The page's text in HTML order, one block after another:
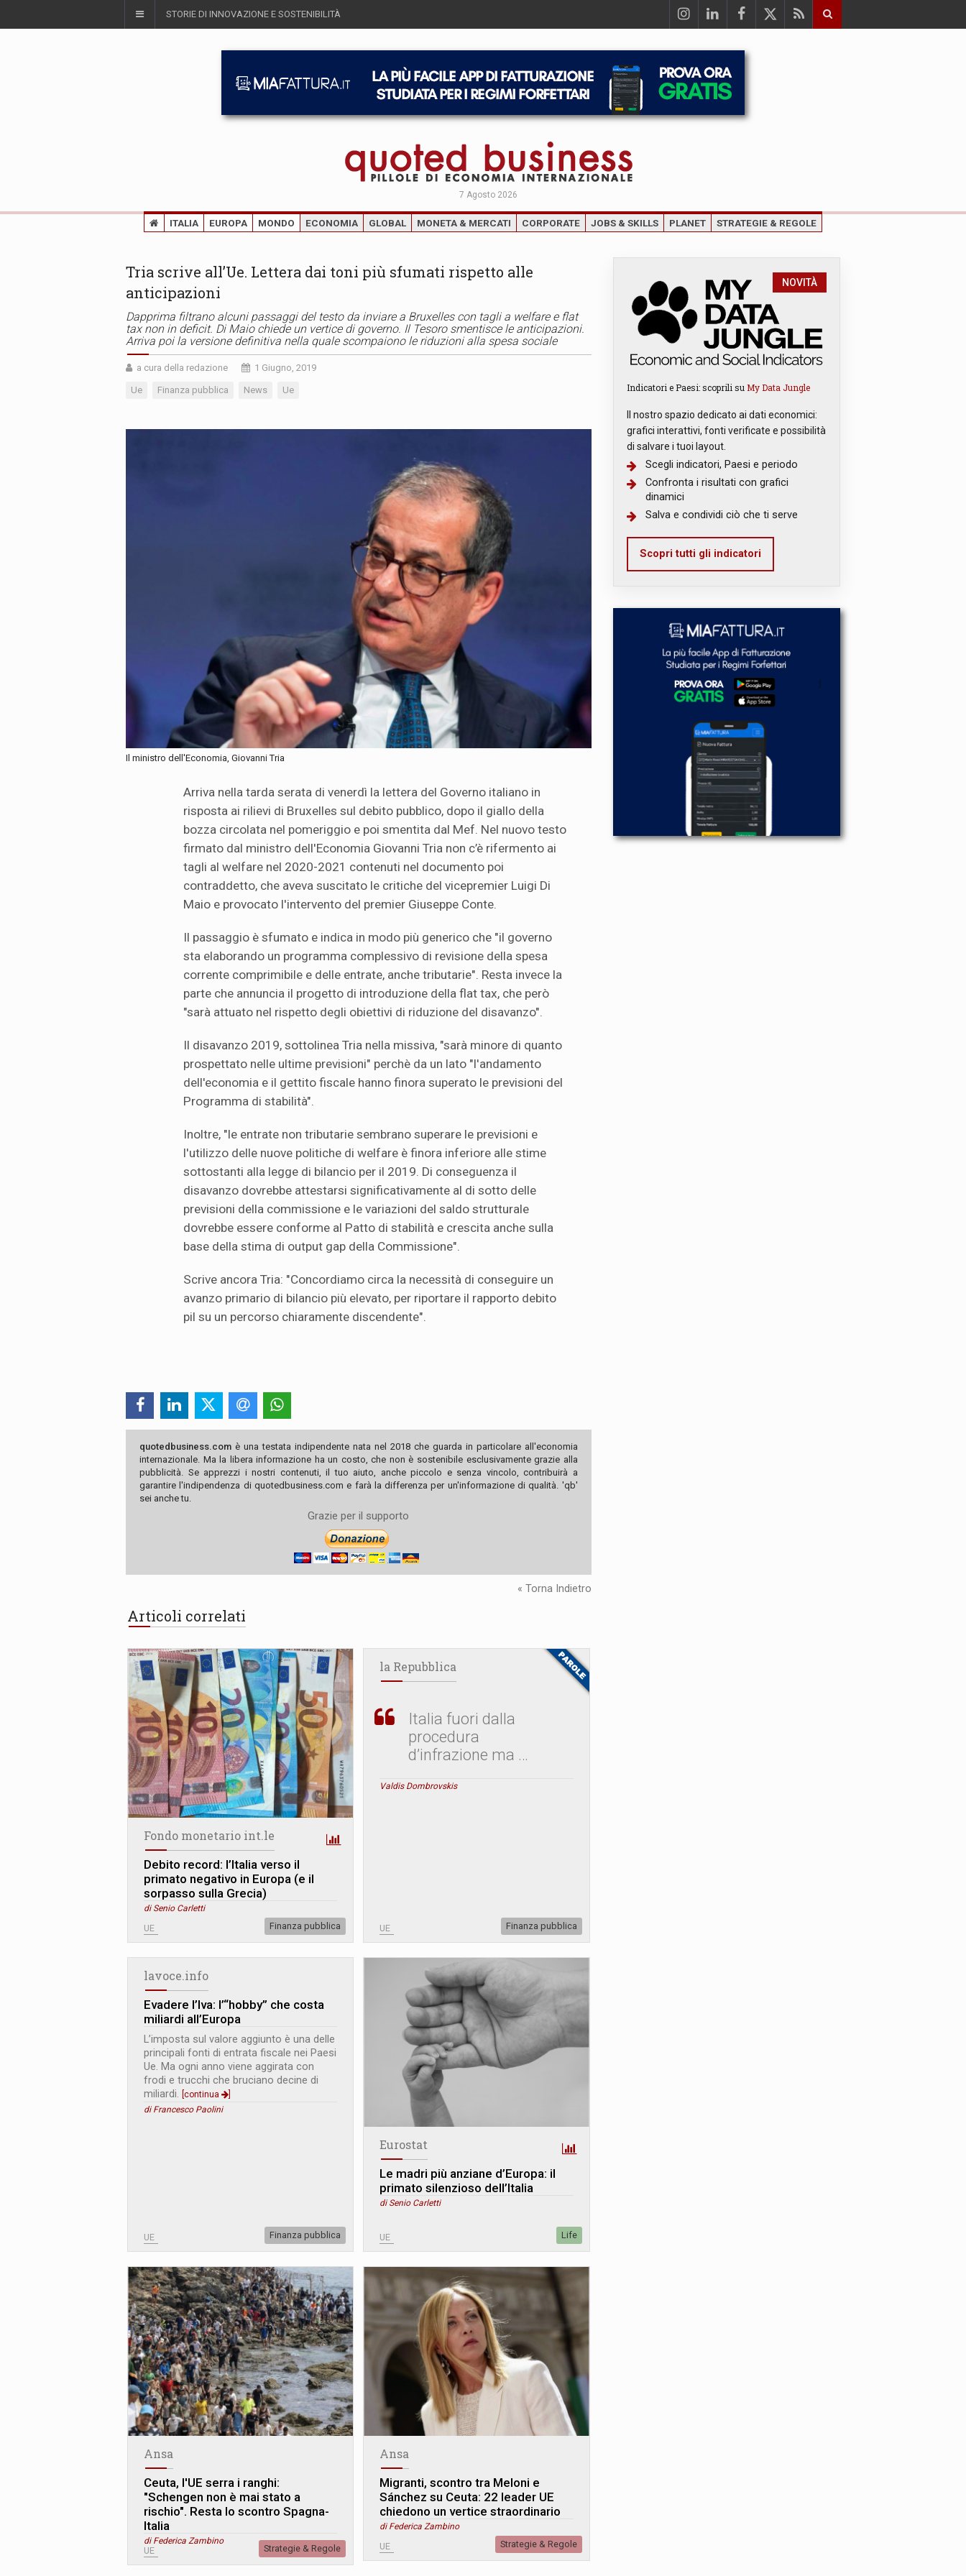
STORIE DI INNOVAZIONE E SOSTENIBILITÀ
7 Agosto 2026
ITALIA EUROPA MONDO ECONOMIA GLOBAL MONETA & MERCATI CORPORATE JOBS & SKILLS PLANET STRATEGIE & REGOLE
Tria scrive all’Ue. Lettera dai toni più sfumati rispetto alle
anticipazioni
Dapprima filtrano alcuni passaggi del testo da inviare a Bruxelles con tagli a welfare e flat
tax non in deficit. Di Maio chiede un vertice di governo. Il Tesoro smentisce le anticipazioni.
Arriva poi la versione definitiva nella quale scompaiono le riduzioni alla spesa sociale
a cura della redazione 1 Giugno, 2019
Ue Finanza pubblica News Ue
Il ministro dell'Economia, Giovanni Tria
Arriva nella tarda serata di venerdì la lettera del Governo italiano in
risposta ai rilievi di Bruxelles sul debito pubblico, dopo il giallo della
bozza circolata nel pomeriggio e poi smentita dal Mef. Nel nuovo testo
firmato dal ministro dell'Economia Giovanni Tria non c’è rifermento ai
tagli al welfare nel 2020-2021 contenuti nel documento poi
contraddetto, che aveva suscitato le critiche del vicepremier Luigi Di
Maio e provocato l'intervento del premier Giuseppe Conte.
Il passaggio è sfumato e indica in modo più generico che "il governo
sta elaborando un programma complessivo di revisione della spesa
corrente comprimibile e delle entrate, anche tributarie". Resta invece la
parte che annuncia il progetto di introduzione della flat tax, che però
"sarà attuato nel rispetto degli obiettivi di riduzione del disavanzo".
Il disavanzo 2019, sottolinea Tria nella missiva, "sarà minore di quanto
prospettato nelle ultime previsioni" perchè da un lato "l'andamento
dell'economia e il gettito fiscale hanno finora superato le previsioni del
Programma di stabilità".
Inoltre, "le entrate non tributarie sembrano superare le previsioni e
l'utilizzo delle nuove politiche di welfare è finora inferiore alle stime
sottostanti alla legge di bilancio per il 2019. Di conseguenza il
disavanzo dovrebbe attestarsi significativamente al di sotto delle
previsioni della commissione e le variazioni del saldo strutturale
dovrebbe essere conforme al Patto di stabilità e crescita anche sulla
base della stima di output gap della Commissione".
Scrive ancora Tria: "Concordiamo circa la necessità di conseguire un
avanzo primario di bilancio più elevato, per riportare il rapporto debito
pil su un percorso chiaramente discendente".
quotedbusiness.com è una testata indipendente nata nel 2018 che guarda in particolare all'economia
internazionale. Ma la libera informazione ha un costo, che non è sostenibile esclusivamente grazie alla
pubblicità. Se apprezzi i nostri contenuti, il tuo aiuto, anche piccolo e senza vincolo, contribuirà a
garantire l'indipendenza di quotedbusiness.com e farà la differenza per un'informazione di qualità. 'qb'
sei anche tu.
Grazie per il supporto
« Torna Indietro
Articoli correlati
Fondo monetario int.le
Debito record: l’Italia verso il
primato negativo in Europa (e il
sorpasso sulla Grecia)
di Senio Carletti
UE Finanza pubblica
la Repubblica
Italia fuori dalla
procedura
d’infrazione ma …
Valdis Dombrovskis
UE Finanza pubblica
lavoce.info
Evadere l’Iva: l’“hobby” che costa
miliardi all’Europa
L’imposta sul valore aggiunto è una delle
principali fonti di entrata fiscale nei Paesi
Ue. Ma ogni anno viene aggirata con
frodi e trucchi che bruciano decine di
miliardi. [continua
di Francesco Paolini
UE Finanza pubblica
Eurostat
Le madri più anziane d’Europa: il
primato silenzioso dell’Italia
di Senio Carletti
UE Life
Ansa
Ceuta, l'UE serra i ranghi:
"Schengen non è mai stato a
rischio". Resta lo scontro Spagna-
Italia
di Federica Zambino
UE Strategie & Regole
Ansa
Migranti, scontro tra Meloni e
Sánchez su Ceuta: 22 leader UE
chiedono un vertice straordinario
di Federica Zambino
UE Strategie & Regole
NOVITÀ
Indicatori e Paesi: scoprili su My Data Jungle
Il nostro spazio dedicato ai dati economici:
grafici interattivi, fonti verificate e possibilità
di salvare i tuoi layout.
Scegli indicatori, Paesi e periodo
Confronta i risultati con grafici
dinamici
Salva e condividi ciò che ti serve
Scopri tutti gli indicatori